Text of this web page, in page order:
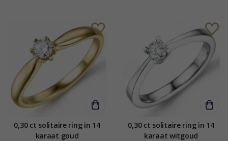
0,30 ct solitaire ring in 14
karaat goud
0,30 ct solitaire ring in 14
karaat witgoud